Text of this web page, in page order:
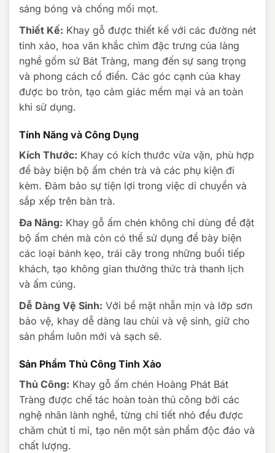
sáng bóng và chống mối mọt.
Thiết Kế: Khay gỗ được thiết kế với các đường nét
tinh xảo, hoa văn khắc chìm đặc trưng của làng
nghề gốm sứ Bát Tràng, mang đến sự sang trọng
và phong cách cổ điển. Các góc cạnh của khay
được bo tròn, tạo cảm giác mềm mại và an toàn
khi sử dụng.
Tính Năng và Công Dụng
Kích Thước: Khay có kích thước vừa vặn, phù hợp
để bày biện bộ ấm chén trà và các phụ kiện đi
kèm. Đảm bảo sự tiện lợi trong việc di chuyển và
sắp xếp trên bàn trà.
Đa Năng: Khay gỗ ấm chén không chỉ dùng để đặt
bộ ấm chén mà còn có thể sử dụng để bày biện
các loại bánh kẹo, trái cây trong những buổi tiếp
khách, tạo không gian thưởng thức trà thanh lịch
và ấm cúng.
Dễ Dàng Vệ Sinh: Với bề mặt nhẵn mịn và lớp sơn
bảo vệ, khay dễ dàng lau chùi và vệ sinh, giữ cho
sản phẩm luôn mới và sạch sẽ.
Sản Phẩm Thủ Công Tinh Xảo
Thủ Công: Khay gỗ ấm chén Hoàng Phát Bát
Tràng được chế tác hoàn toàn thủ công bởi các
nghệ nhân lành nghề, từng chi tiết nhỏ đều được
chăm chút tỉ mỉ, tạo nên một sản phẩm độc đáo và
chất lượng.